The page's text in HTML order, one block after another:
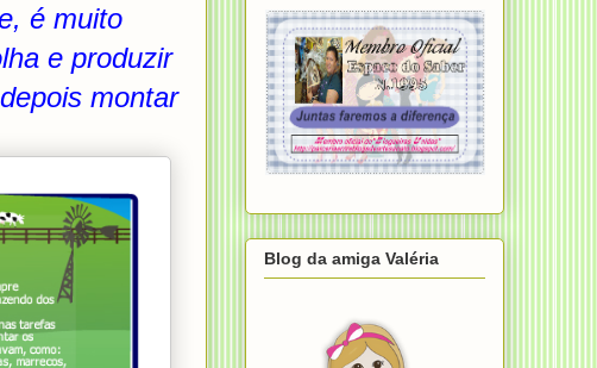
é muito
e produzir
montar
Blog da amiga Valéria